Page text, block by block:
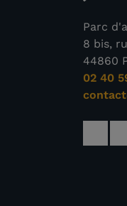
Parc
8 bis,
44860
02 40